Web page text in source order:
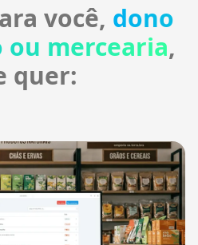
você, dono
ou mercearia,
quer: